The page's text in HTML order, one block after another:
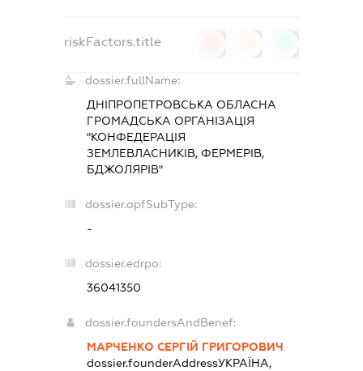
riskFactors.title
dossier.fullName:
ДНІПРОПЕТРОВСЬКА ОБЛАСНА
ГРОМАДСЬКА ОРГАНІЗАЦІЯ
"КОНФЕДЕРАЦІЯ
ЗЕМЛЕВЛАСНИКІВ, ФЕРМЕРІВ,
БДЖОЛЯРІВ"
dossier.opfSubType:
-
dossier.edrpo:
36041350
dossier.foundersAndBenef:
МАРЧЕНКО СЕРГІЙ ГРИГОРОВИЧ
dossier.founderAddressУКРАЇНА,